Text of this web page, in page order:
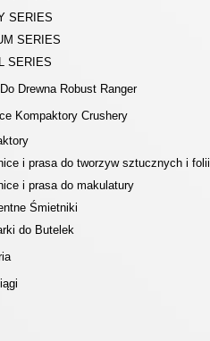
SERIES
SERIES
SERIES
Drewna Robust Ranger
Kompaktory Crushery
i prasa do tworzyw sztucznych i folii
i prasa do makulatury
Śmietniki
do Butelek